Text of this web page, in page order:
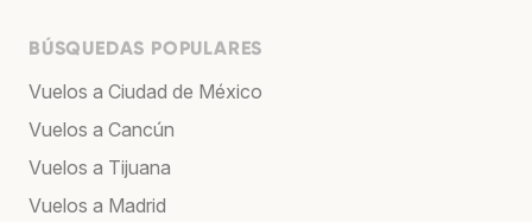
BÚSQUEDAS POPULARES
Vuelos a Ciudad de México
Vuelos a Cancún
Vuelos a Tijuana
Vuelos a Madrid